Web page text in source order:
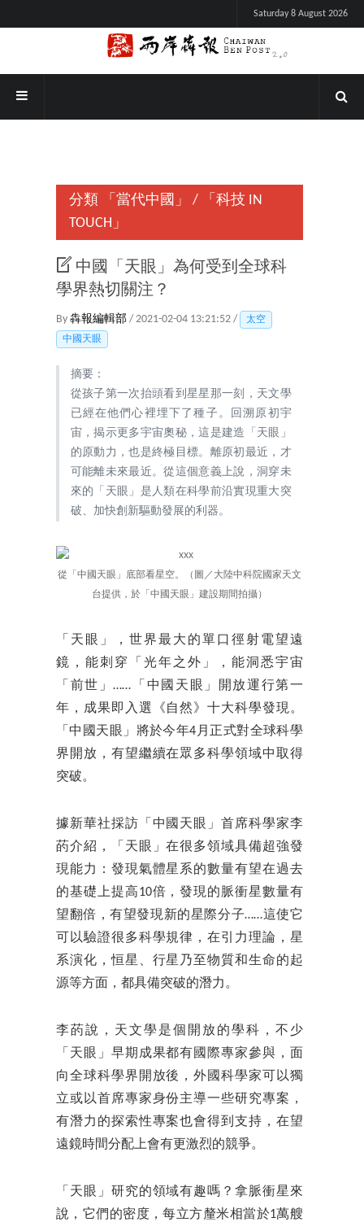
Saturday 8 August 2026
分類 「當代中國」 /
「科技 IN
TOUCH」
中國「天眼」為何受到全球科
學界熱切關注？
By 犇報編輯部 / 2021-02-04 13:21:52 /
太空
中國天眼
摘要：
從孩子第一次抬頭看到星星那一刻，天文學
已經在他們心裡埋下了種子。回溯原初宇
宙，揭示更多宇宙奧秘，這是建造「天眼」
的原動力，也是終極目標。離原初最近，才
可能離未來最近。從這個意義上說，洞穿未
來的「天眼」是人類在科學前沿實現重大突
破、加快創新驅動發展的利器。
從「中國天眼」底部看星空。（圖／大陸中科院國家天文
台提供，於「中國天眼」建設期間拍攝）
「天眼」，世界最大的單口徑射電望遠
鏡，能刺穿「光年之外」，能洞悉宇宙
「前世」……「中國天眼」開放運行第一
年，成果即入選《自然》十大科學發現。
「中國天眼」將於今年4月正式對全球科學
界開放，有望繼續在眾多科學領域中取得
突破。
據新華社採訪「中國天眼」首席科學家李
菂介紹，「天眼」在很多領域具備超強發
現能力：發現氣體星系的數量有望在過去
的基礎上提高10倍，發現的脈衝星數量有
望翻倍，有望發現新的星際分子……這使它
可以驗證很多科學規律，在引力理論，星
系演化，恒星、行星乃至物質和生命的起
源等方面，都具備突破的潛力。
李菂說，天文學是個開放的學科，不少
「天眼」早期成果都有國際專家參與，面
向全球科學界開放後，外國科學家可以獨
立或以首席專家身份主導一些研究專案，
有潛力的探索性專案也會得到支持，在望
遠鏡時間分配上會有更激烈的競爭。
「天眼」研究的領域有趣嗎？拿脈衝星來
說，它們的密度，每立方釐米相當於1萬艘